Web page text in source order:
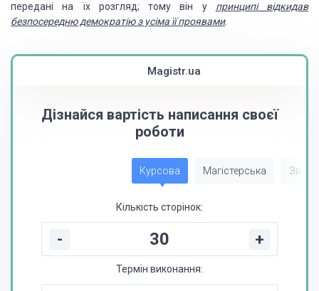
передані на їх розгляд; тому він у принципі відкидав
безпосередню демократію з усіма її проявами.
Magistr.ua
Дізнайся вартість написання своєї
роботи
Курсова Магістерська Звіт
Кількість сторінок:
- +
Термін виконання: